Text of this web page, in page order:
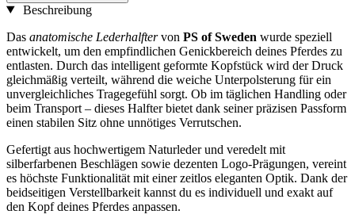
Beschreibung
Das anatomische Lederhalftervon PS of Sweden wurde speziell
entwickelt, um den empfindlichen Genickbereich deines Pferdes zu
entlasten. Durch das intelligent geformte Kopfstück wird der Druck
gleichmäßig verteilt, während die weiche Unterpolsterung für ein
unvergleichliches Tragegefühl sorgt. Ob im täglichen Handling oder
beim Transport – dieses Halfter bietet dank seiner präzisen Passform
einen stabilen Sitz ohne unnötiges Verrutschen.
Gefertigt aus hochwertigem Naturleder und veredelt mit
silberfarbenen Beschlägen sowie dezenten Logo-Prägungen, vereint
es höchste Funktionalität mit einer zeitlos eleganten Optik. Dank der
beidseitigen Verstellbarkeit kannst du es individuell und exakt auf
den Kopf deines Pferdes anpassen.